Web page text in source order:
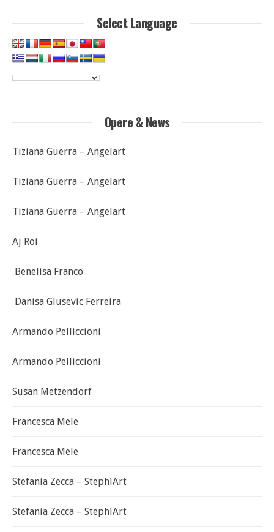
Select Language
Opere & News
Tiziana Guerra – Angelart
Tiziana Guerra – Angelart
Tiziana Guerra – Angelart
Aj Roi
Benelisa Franco
Danisa Glusevic Ferreira
Armando Pelliccioni
Armando Pelliccioni
Susan Metzendorf
Francesca Mele
Francesca Mele
Stefania Zecca – StephìArt
Stefania Zecca – StephìArt